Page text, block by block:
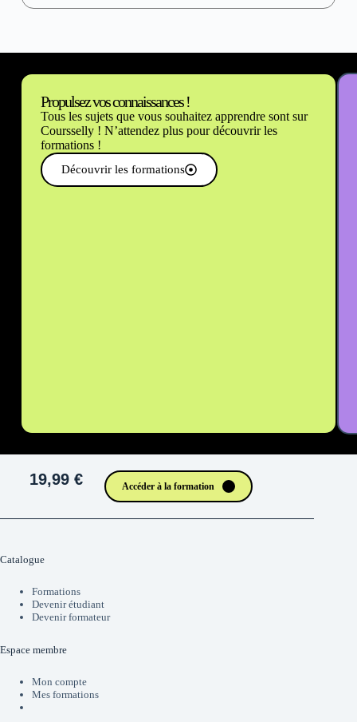
Propulsez vos connaissances !
Tous les sujets que vous souhaitez apprendre sont sur
Coursselly ! N’attendez plus pour découvrir les
formations !
Découvrir les formations
19,99 € Accéder à la formation
Catalogue
Formations
Devenir étudiant
Devenir formateur
Espace membre
Mon compte
Mes formations